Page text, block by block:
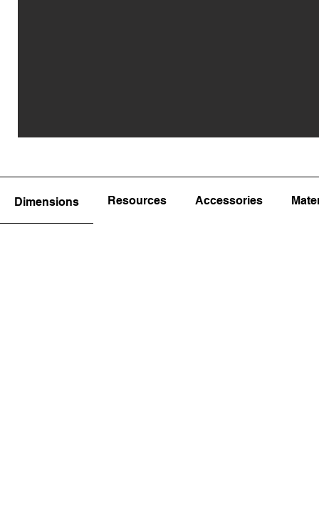
Dimensions Resources Accessories